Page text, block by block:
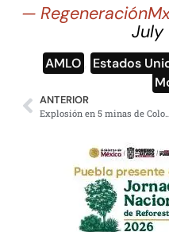
—
July
AMLO Estados
ANTERIOR